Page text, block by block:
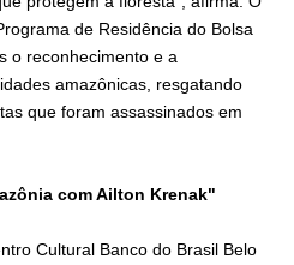
de Residência do Bolsa
o reconhecimento e a
amazônicas, resgatando
que foram assassinados em
com Ailton Krenak"
Cultural Banco do Brasil Belo